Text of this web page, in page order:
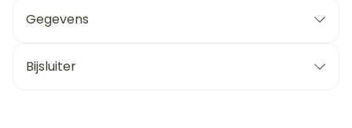
Gegevens
Bijsluiter